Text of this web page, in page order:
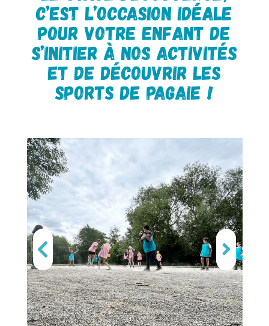
c’est l’occasion idéale
pour votre enfant de
s’initier à nos activités
et de découvrir les
sports de pagaie !